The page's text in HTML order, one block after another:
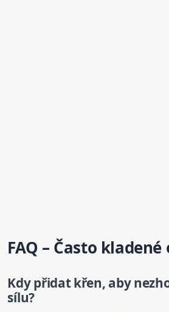
FAQ – Často
Kdy přidat křen, aby
sílu?